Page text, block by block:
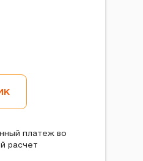
платеж во
расчет